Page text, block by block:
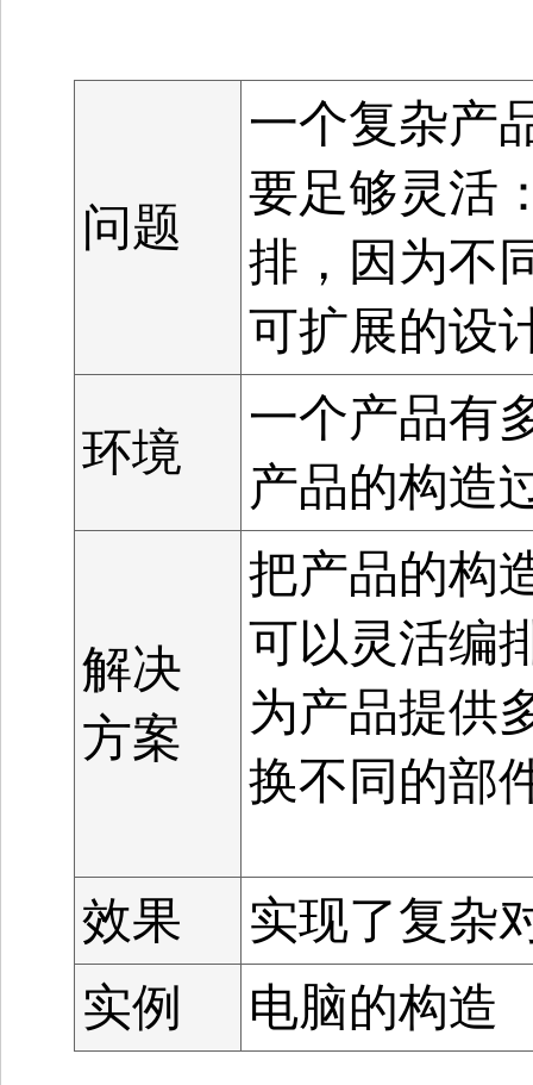
问题
一个复杂产
要足够灵活
排，因为不
可扩展的设
环境
一个产品有
产品的构造
解决
方案
把产品的构
可以灵活编
为产品提供
换不同的部
效果
实现了复杂
实例
电脑的构造